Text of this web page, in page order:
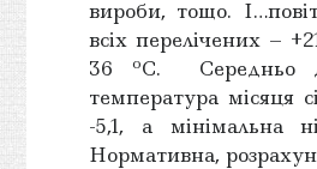
вироби, тощо.
всіх перелічених –
36
оС. Середньо
температура місяця
-5,1, а
Нормативна,